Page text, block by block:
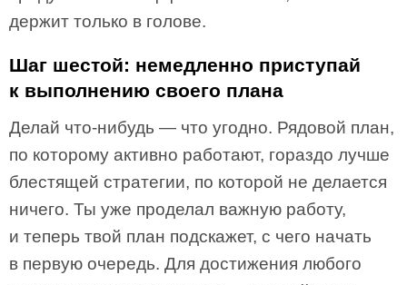
держит только в голове.
Шаг шестой: немедленно приступай
к выполнению своего плана
Делай что-нибудь — что угодно. Рядовой план,
по которому активно работают, гораздо лучше
блестящей стратегии, по которой не делается
ничего. Ты уже проделал важную работу,
и теперь твой план подскажет, с чего начать
в первую очередь. Для достижения любого